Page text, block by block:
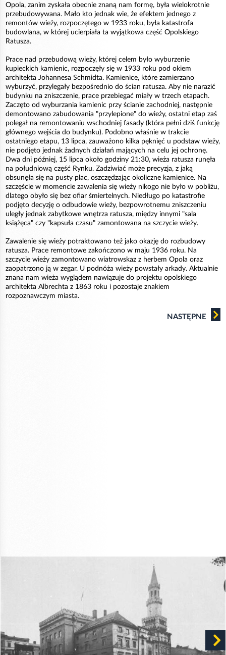
Opola, zanim zyskała obecnie znaną nam formę, była wielokrotnie
przebudowywana. Mało kto jednak wie, że efektem jednego z
remontów wieży, rozpoczętego w 1933 roku, była katastrofa
budowlana, w której ucierpiała ta wyjątkowa część Opolskiego
Ratusza.
Prace nad przebudową wieży, której celem było wyburzenie
kupieckich kamienic, rozpoczęły się w 1933 roku pod okiem
architekta Johannesa Schmidta. Kamienice, które zamierzano
wyburzyć, przylegały bezpośrednio do ścian ratusza. Aby nie narazić
budynku na zniszczenie, prace przebiegać miały w trzech etapach.
Zaczęto od wyburzania kamienic przy ścianie zachodniej, następnie
demontowano zabudowania "przylepione" do wieży, ostatni etap zaś
polegał na remontowaniu wschodniej fasady (która pełni dziś funkcję
głównego wejścia do budynku). Podobno właśnie w trakcie
ostatniego etapu, 13 lipca, zauważono kilka pęknięć u podstaw wieży,
nie podjęto jednak żadnych działań mających na celu jej ochronę.
Dwa dni później, 15 lipca około godziny 21:30, wieża ratusza runęła
na południową część Rynku. Zadziwiać może precyzja, z jaką
obsunęła się na pusty plac, oszczędzając okoliczne kamienice. Na
szczęście w momencie zawalenia się wieży nikogo nie było w pobliżu,
dlatego obyło się bez ofiar śmiertelnych. Niedługo po katastrofie
podjęto decyzję o odbudowie wieży, bezpowrotnemu zniszczeniu
uległy jednak zabytkowe wnętrza ratusza, między innymi "sala
książęca" czy "kapsuła czasu" zamontowana na szczycie wieży.
Zawalenie się wieży potraktowano też jako okazję do rozbudowy
ratusza. Prace remontowe zakończono w maju 1936 roku. Na
szczycie wieży zamontowano wiatrowskaz z herbem Opola oraz
zaopatrzono ją w zegar. U podnóża wieży powstały arkady. Aktualnie
znana nam wieża wyglądem nawiązuje do projektu opolskiego
architekta Albrechta z 1863 roku i pozostaje znakiem
rozpoznawczym miasta.
NASTĘPNE